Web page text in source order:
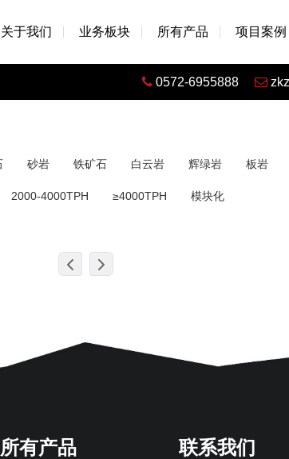
关于我们 业务板块 所有产品 项目案例
0572-6955888
砂岩 铁矿石 白云岩 辉绿岩 板岩
2000-4000TPH ≥4000TPH 模块化
所有产品 联系我们